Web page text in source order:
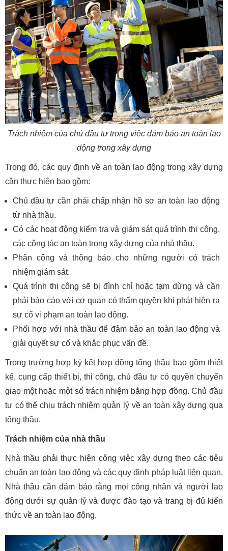
Trách nhiệm của chủ đầu tư trong việc đảm bảo an toàn lao
dộng trong xây dựng
Trong đó, các quy định về an toàn lao động trong xây dựng
cần thực hiện bao gồm:
Chủ đầu tư cần phải chấp nhận hồ sơ an toàn lao động
từ nhà thầu.
Có các hoạt động kiểm tra và giám sát quá trình thi công,
các công tác an toàn trong xây dựng của nhà thầu.
Phân công và thông báo cho những người có trách
nhiệm giám sát.
Quá trình thi công sẽ bị đình chỉ hoặc tạm dừng và cần
phải báo cáo với cơ quan có thẩm quyền khi phát hiện ra
sự cố vi phạm an toàn lao động.
Phối hợp với nhà thầu để đảm bảo an toàn lao động và
giải quyết sự cố và khắc phục vấn đề.
Trong trường hợp ký kết hợp đồng tổng thầu bao gồm thiết
kế, cung cấp thiết bị, thi công, chủ đầu tư có quyền chuyển
giao một hoặc một số trách nhiệm bằng hợp đồng. Chủ đầu
tư có thể chịu trách nhiệm quản lý về an toàn xây dựng qua
tổng thầu.
Trách nhiệm của nhà thầu
Nhà thầu phải thực hiện công việc xây dựng theo các tiêu
chuẩn an toàn lao động và các quy định pháp luật liên quan.
Nhà thầu cần đảm bảo rằng mọi công nhân và người lao
động dưới sự quản lý và được đào tạo và trang bị đủ kiến
thức về an toàn lao động.